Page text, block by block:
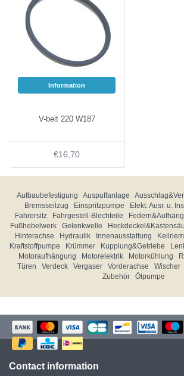
Information
V-belt 220 W187
€16,70
Aufbaubefestigung Auspuffanlage
Bremsseilzug
Einspritzpumpe Elekt. Ausr. u.
Fahrersitz
Fahrgestell-Blechteile
Fußhebelwerk
Gelenkwelle
Hinterachse
Hydraulik Innenausstattung
Kraftstoffpumpe
Krümmer Kupplung&Getriebe
Motoraufhängung
Motorelektrik Motorkühlung
Türen
Verdeck Vergaser Vorderachse Wischer
Zubehör
Ölpumpe
Contact information